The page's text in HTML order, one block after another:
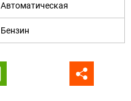
Автоматическая
Бензин